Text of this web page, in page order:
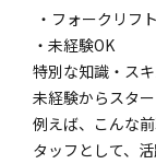
・フォークリフ
・未経験OK
特別な知識・スキ
未経験からスタ
例えば、こんな
タッフとして、活